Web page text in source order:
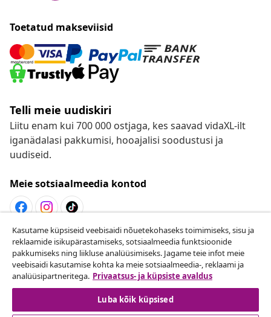
Toetatud makseviisid
Telli meie uudiskiri
Liitu enam kui 700 000 ostjaga, kes saavad vidaXL-ilt
iganädalasi pakkumisi, hooajalisi soodustusi ja
uudiseid.
Meie sotsiaalmeedia kontod
Lepingust taganemine
Esita oma tellimuse kohta tagastamissoov.
Lepingust taganemine
Kasutame küpsiseid veebisaidi nõuetekohaseks toimimiseks, sisu ja
reklaamide isikupärastamiseks, sotsiaalmeedia funktsioonide
pakkumiseks ning liikluse analüüsimiseks. Jagame teie infot meie
veebisaidi kasutamise kohta ka meie sotsiaalmeedia-, reklaami ja
analüüsipartneritega. Privaatsus- ja küpsiste avaldus
Luba kõik küpsised